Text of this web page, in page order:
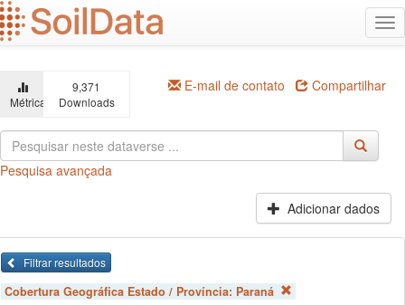
Ir
para
o
principal
Métricas
9,371
Downloads
E-mail de contato Compartilhar
Pesquisa avançada
Adicionar dados
Filtrar resultados
Cobertura Geográfica Estado / Província: Paraná